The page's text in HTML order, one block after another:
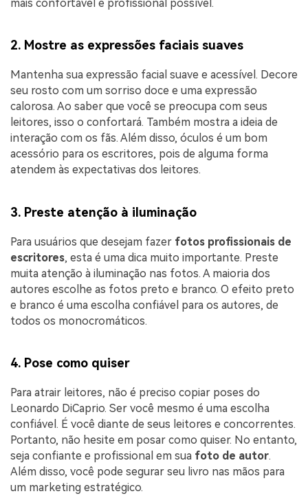
mais confortável e profissional possível.
2. Mostre as expressões faciais suaves
Mantenha sua expressão facial suave e acessível. Decore
seu rosto com um sorriso doce e uma expressão
calorosa. Ao saber que você se preocupa com seus
leitores, isso o confortará. Também mostra a ideia de
interação com os fãs. Além disso, óculos é um bom
acessório para os escritores, pois de alguma forma
atendem às expectativas dos leitores.
3. Preste atenção à iluminação
Para usuários que desejam fazer fotos profissionais de
escritores, esta é uma dica muito importante. Preste
muita atenção à iluminação nas fotos. A maioria dos
autores escolhe as fotos preto e branco. O efeito preto
e branco é uma escolha confiável para os autores, de
todos os monocromáticos.
4. Pose como quiser
Para atrair leitores, não é preciso copiar poses do
Leonardo DiCaprio. Ser você mesmo é uma escolha
confiável. É você diante de seus leitores e concorrentes.
Portanto, não hesite em posar como quiser. No entanto,
seja confiante e profissional em sua foto de autor.
Além disso, você pode segurar seu livro nas mãos para
um marketing estratégico.